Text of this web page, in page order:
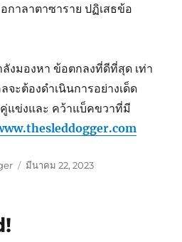
กาลาตาซาราย ปฏิเสธข้อ
ลังมองหา ข้อตกลงที่ดีที่สุด เท่า
จะต้องดำเนินการอย่างเด็ด
แข่งและ คว้าแบ็คขวาที่มี
เขียน
มีนาคม 22, 2023